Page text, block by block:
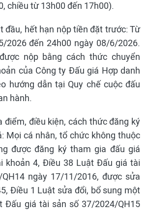
chiều từ 13h00 đến 17h00).
đầu, hết hạn nộp tiền đặt trước: Từ
2026 đến 24h00 ngày 08/6/2026.
nộp bằng cách thức chuyển
của Công ty Đấu giá Hợp danh
hướng dẫn tại Quy chế cuộc đấu
hành.
điểm, điều kiện, cách thức đăng ký
Mọi cá nhân, tổ chức không thuộc
được đăng ký tham gia đấu giá
khoản 4, Điều 38 Luật Đấu giá tài
ngày 17/11/2016, được sửa
Điều 1 Luật sửa đổi, bổ sung một
Đấu giá tài sản số 37/2024/QH15